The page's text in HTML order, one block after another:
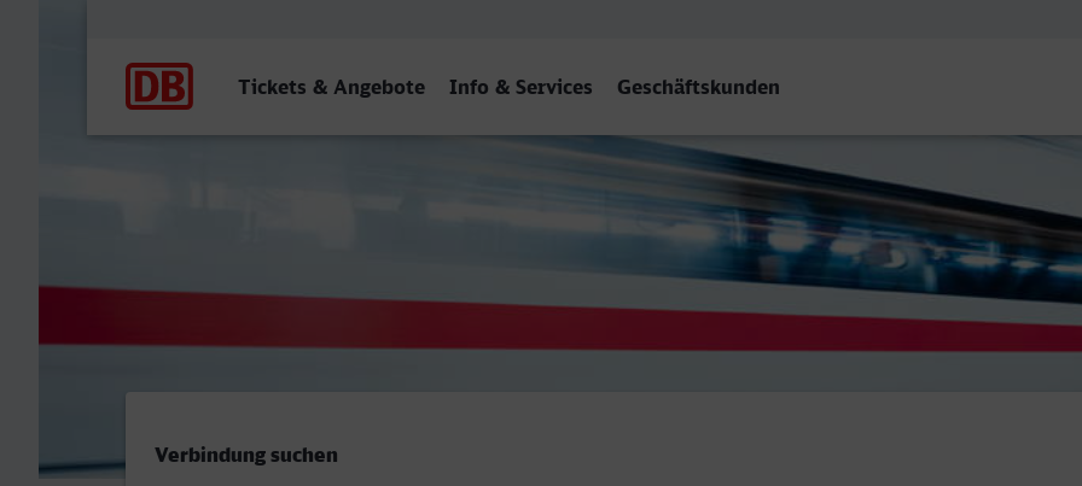
Tickets & Angebote Info & Services Geschäftskunden
Herne - Kempten (Allgäu) Hbf
Verbindung suchen